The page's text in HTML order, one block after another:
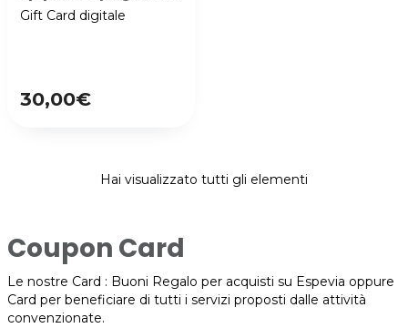
Gift Card digitale
30,00€
Hai visualizzato tutti gli elementi
Coupon Card
Le nostre Card : Buoni Regalo per acquisti su Espevia oppure
Card per beneficiare di tutti i servizi proposti dalle attività
convenzionate.